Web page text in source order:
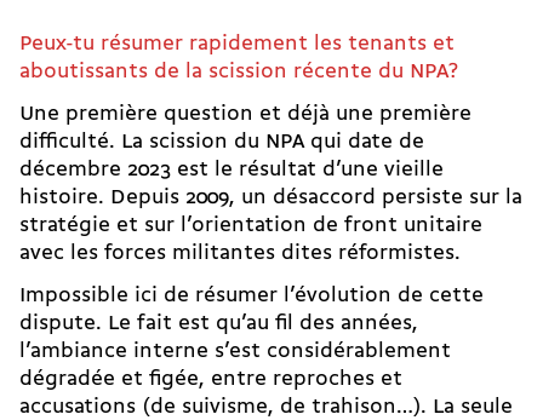
Peux-tu résumer rapidement les tenants et
aboutissants de la scission récente du NPA?
Une première question et déjà une première
difficulté. La scission du NPA qui date de
décembre 2023 est le résultat d’une vieille
histoire. Depuis 2009, un désaccord persiste sur la
stratégie et sur l’orientation de front unitaire
avec les forces militantes dites réformistes.
Impossible ici de résumer l’évolution de cette
dispute. Le fait est qu’au fil des années,
l’ambiance interne s’est considérablement
dégradée et figée, entre reproches et
accusations (de suivisme, de trahison…). La seule